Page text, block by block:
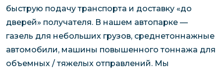
быструю подачу транспорта и доставку «до
дверей» получателя. В нашем автопарке —
газель для небольших грузов, среднетоннажные
автомобили, машины повышенного тоннажа для
объемных / тяжелых отправлений. Мы